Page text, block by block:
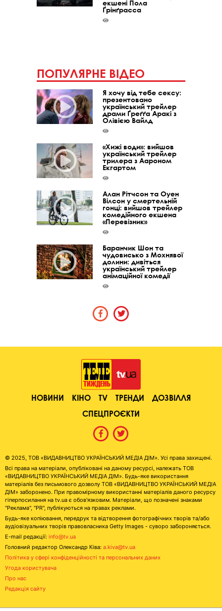
екшені Пола
Ґрінґрасса
ПОПУЛЯРНЕ ВІДЕО
Я хочу від тебе сексу:
презентовано
український трейлер
драми Ґреґґа Аракі з
Олівією Вайлд
«Хижі води»: вийшов
український трейлер
трилера з Аароном
Екгартом
Алан Рітчсон та Оуен
Вілсон у смертельній
гонці: вийшов трейлер
комедійного екшена
«Перевізник»
Баранчик Шон та
чудовисько з Мохнявої
долини: дивіться
український трейлер
анімаційної комедії
НОВИНИ КІНО TV ТРЕНДИ
ДОЗВІЛЛЯ
СПЕЦПРОЄКТИ
© 2025, ТОВ «ВИДАВНИЦТВО УКРАЇНСЬКИЙ МЕДІА ДІМ». Усі права захищені.
Всі права на матеріали, опубліковані на даному ресурсі, належать ТОВ
«ВИДАВНИЦТВО УКРАЇНСЬКИЙ МЕДІА ДІМ». Будь-яке використання
матеріалів без письмового дозволу ТОВ «ВИДАВНИЦТВО УКРАЇНСЬКИЙ МЕДІА
ДІМ» заборонено. При правомірному використанні матеріалів даного ресурсу
гіперпосилання на tv.ua є обов'язковим. Матеріали, що позначені знаками
"Реклама", "PR", публікуються на правах реклами.
Будь-яке копіювання, передрук та відтворення фотографічних творів та/або
аудіовізуальних творів правовласника Getty Images - суворо забороняється.
E-mail редакції: info@tv.ua
Головний редактор Олександр Ківа: a.kiva@tv.ua
Політика у сфері конфіденційності та персональних даних
Угода користувача
Про нас
Редакція сайту